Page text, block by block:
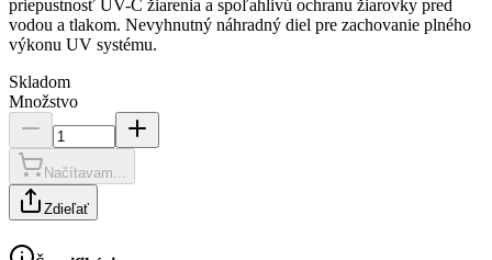
priepustnosť UV-C žiarenia a spoľahlivú ochranu žiarovky pred
vodou a tlakom. Nevyhnutný náhradný diel pre zachovanie plného
výkonu UV systému.
Skladom
Množstvo
Načítavam...
Zdieľať